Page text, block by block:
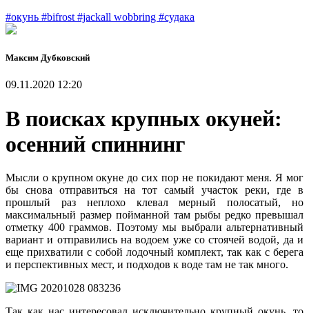
#окунь #bifrost #jackall wobbring #судака
Максим Дубковский
09.11.2020 12:20
В поисках крупных окуней:
осенний спиннинг
Мысли о крупном окуне до сих пор не покидают меня. Я мог
бы снова отправиться на тот самый участок реки, где в
прошлый раз неплохо клевал мерный полосатый, но
максимальный размер пойманной там рыбы редко превышал
отметку 400 граммов. Поэтому мы выбрали альтернативный
вариант и отправились на водоем уже со стоячей водой, да и
еще прихватили с собой лодочный комплект, так как с берега
и перспективных мест, и подходов к воде там не так много.